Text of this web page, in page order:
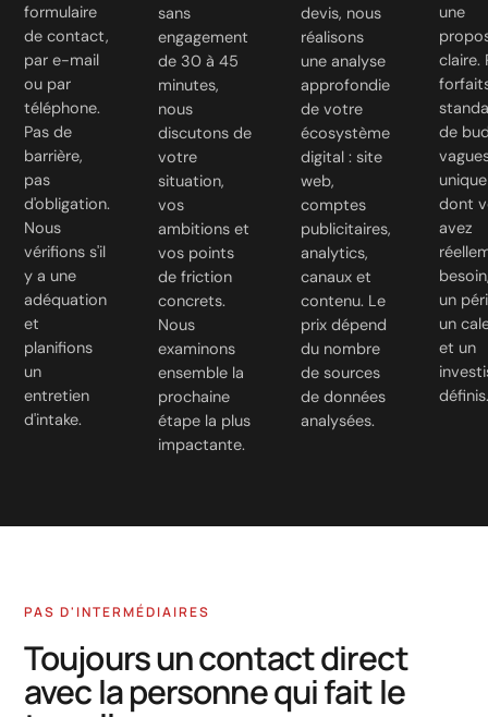
formulaire
de contact,
par e-mail
ou par
téléphone.
Pas de
barrière,
pas
d'obligation.
Nous
vérifions s'il
y a une
adéquation
et
planifions
un
entretien
d'intake.
sans
engagement
de 30 à 45
minutes,
nous
discutons de
votre
situation,
vos
ambitions et
vos points
de friction
concrets.
Nous
examinons
ensemble la
prochaine
étape la plus
impactante.
devis, nous
réalisons
une analyse
approfondie
de votre
écosystème
digital : site
web,
comptes
publicitaires,
analytics,
canaux et
contenu. Le
prix dépend
du nombre
de sources
de données
analysées.
une
claire.
de
dont
avez
un
un
et un
définis.
PAS D'INTERMÉDIAIRES
Toujours un contact direct
avec la personne qui fait le